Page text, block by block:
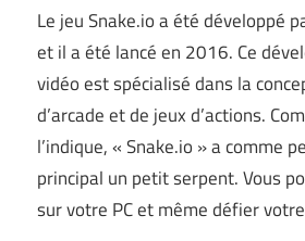
Le jeu Snake.io a été développé
et il a été lancé en 2016. Ce
vidéo est spécialisé dans la
d’arcade et de jeux d’actions.
l’indique, « Snake.io » a comme
principal un petit serpent. Vous
sur votre PC et même défier